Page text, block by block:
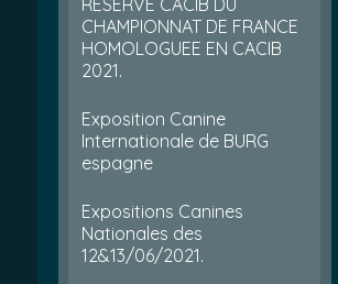
RESERVE CACIB DU
CHAMPIONNAT DE FRANCE
HOMOLOGUEE EN CACIB
2021.
Exposition Canine
Internationale de BURG
espagne
Expositions Canines
Nationales des
12&13/06/2021.